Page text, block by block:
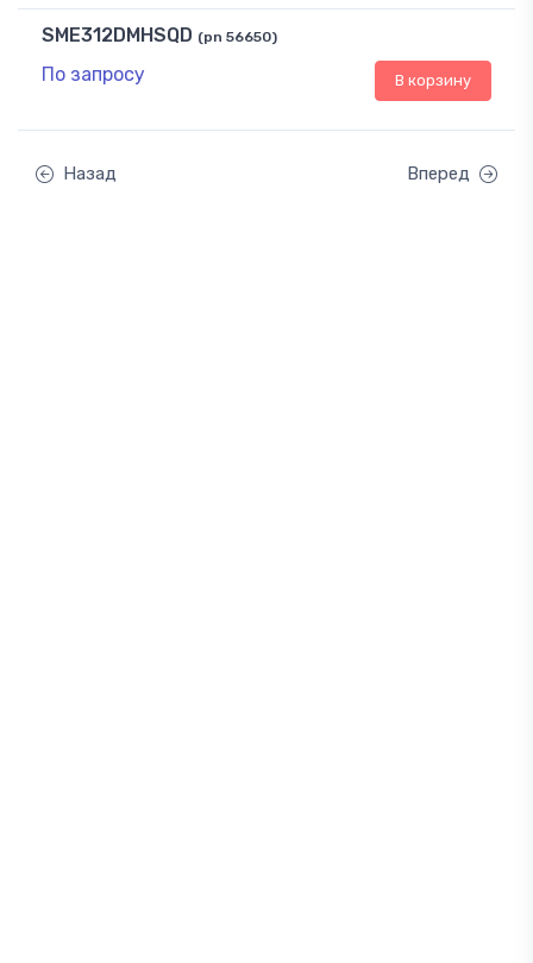
SME312DMHSQD (pn 56650)
По запросу В корзину
Назад Вперед